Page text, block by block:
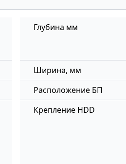
Глубина мм
Ширина, мм
Расположение БП
Крепление HDD